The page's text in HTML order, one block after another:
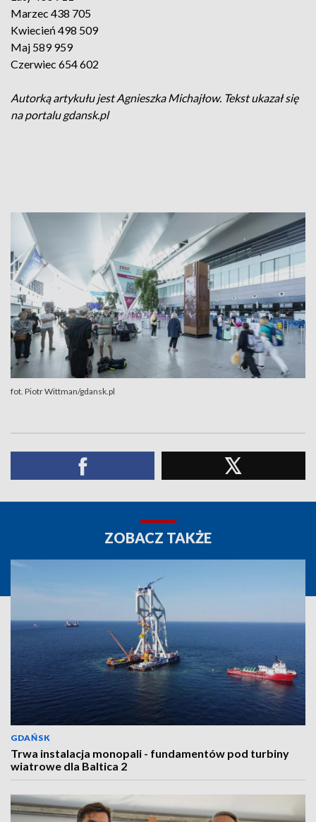
Marzec 438 705
Kwiecień 498 509
Maj 589 959
Czerwiec 654 602
Autorką artykułu jest Agnieszka Michajłow. Tekst ukazał się
na portalu gdansk.pl
fot. Piotr Wittman/gdansk.pl
ZOBACZ TAKŻE
GDAŃSK
Trwa instalacja monopali - fundamentów pod turbiny
wiatrowe dla Baltica 2